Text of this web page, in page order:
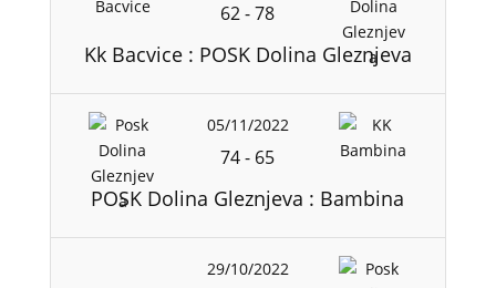
62-78
Kk Bacvice : POSK Dolina Gleznjeva
05/11/2022
74- 65
POSK Dolina Gleznjeva : Bambina
29/10/2022